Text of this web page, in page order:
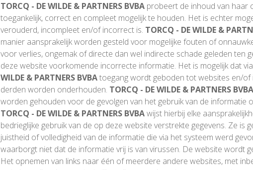
TORCQ - DE WILDE & PARTNERS BVBA probeert de inhoud van haar
toegankelijk, correct en compleet mogelijk te houden. Het is echter
verouderd, incompleet en/of incorrect is. TORCQ - DE WILDE &
manier aansprakelijk worden gesteld voor mogelijke fouten of
voor verlies, ongemak of directe dan wel indirecte schade geleden ten
deze website voorkomende incorrecte informatie. Het is mogelijk dat
WILDE & PARTNERS BVBAtoegang wordt geboden tot websites en/
derden worden onderhouden. TORCQ - DE WILDE & PARTNERS BVBA
worden gehouden voor de gevolgen van het gebruik van de informatie
TORCQ - DE WILDE & PARTNERS BVBAwijst hierbij elke
bedrieglijke gebruik van de op deze website verstrekte gegevens. Ze is
juistheid of volledigheid van de informatie die via het systeem werd
waarborgt niet dat de informatie vrij is van virussen. De website wordt
Het opnemen van links naar één of meerdere andere websites, met